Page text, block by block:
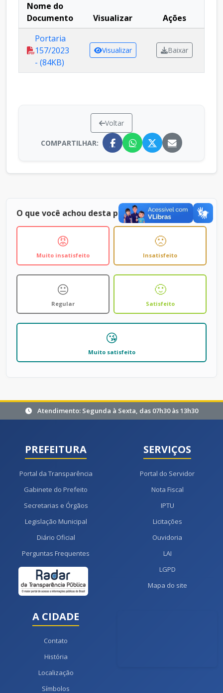
Nome do
Documento
Visualizar
Ações
Portaria
157/2023
- (84KB)
Visualizar Baixar
Voltar
COMPARTILHAR:
O que você achou desta página ?
😡
Muito insatisfeito
🙁
Insatisfeito
😐
Regular
🙂
Satisfeito
😘
Muito satisfeito
Atendimento: Segunda à Sexta, das 07h30 às 13h30
PREFEITURA
Portal da Transparência
Gabinete do Prefeito
Secretarias e Órgãos
Legislação Municipal
Diário Oficial
Perguntas Frequentes
SERVIÇOS
Portal do Servidor
Nota Fiscal
IPTU
Licitações
Ouvidoria
LAI
LGPD
Mapa do site
A CIDADE
Contato
História
Localização
Símbolos